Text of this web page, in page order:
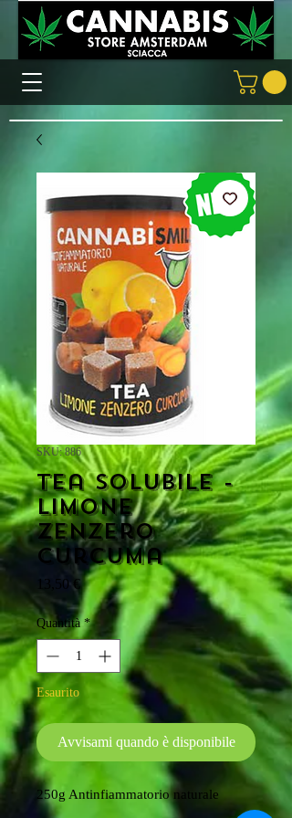
SKU: 886
Tea solubile -
Limone
zenzero
curcuma
13,50 €Prezzo
Quantità *
Esaurito
Avvisami quando è disponibile
250g Antinfiammatorio naturale